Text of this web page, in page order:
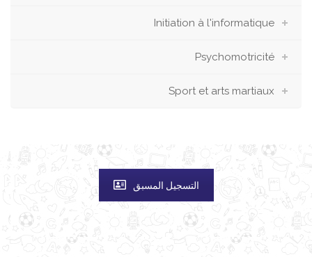
Initiation à l'informatique
Psychomotricité
Sport et arts martiaux
التسجيل المسبق